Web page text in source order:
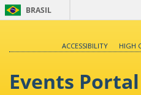
BRASIL
ACCESSIBILITY
HIGH
Events Portal